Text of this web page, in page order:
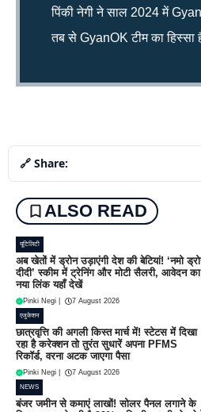
पिंकी नेगी ने साल 2024 में
तब से GyanOK टीम का हिस्सा
🔗 Share:
ALSO READ
यूटिलिटी
अब खेतों में ड्रोन उड़ाएंगी देश की बेटियां! ‘नमो
दीदी’ स्कीम में ट्रेनिंग और मोटी सैलरी, आवेदन का
नया लिंक यहाँ देखें
Pinki Negi 7 August 2026
एजुकेशन
छात्रवृत्ति की अगली किस्त मार्च में! स्टेटस में दिखा
रहा है करेक्शन तो तुरंत सुधारें अपना PFMS
रिकॉर्ड, वरना अटक जाएगा पैसा
Pinki Negi 7 August 2026
NEWS
बंजर जमीन से कमाएं लाखों! सोलर पैनल लगाने के